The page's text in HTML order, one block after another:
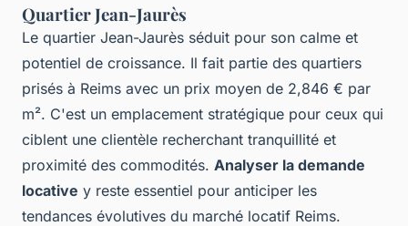
Quartier Jean-Jaurès
Le quartier Jean-Jaurès séduit pour son calme et
potentiel de croissance. Il fait partie des quartiers
prisés à Reims avec un prix moyen de 2,846 € par
m². C'est un emplacement stratégique pour ceux qui
ciblent une clientèle recherchant tranquillité et
proximité des commodités. Analyser la demande
locative y reste essentiel pour anticiper les
tendances évolutives du marché locatif Reims.